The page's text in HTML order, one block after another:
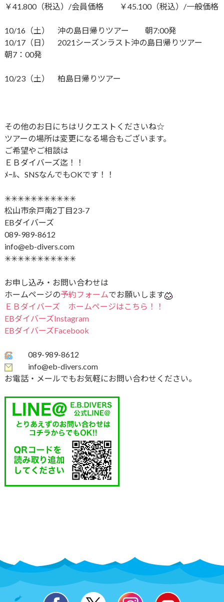
￥41.800（税込）/会員価格 ￥45.100（税込）/一般価格
10/16（土） 沖の島日帰りツアー 朝7:00発
10/17（日） 2021シーズンラスト沖の島日帰りツアー
朝7：00発
10/23（土） 柏島日帰りツアー
その他のお日にちはリクエストくださいね☆
ツアーの場所は変更になる場合もございます。
ご希望やご相談は
ＥＢダイバーズ迄！！
ﾒｰﾙ、SNSなんでもOKです！！
✳︎✳︎✳︎✳︎✳︎✳︎✳︎✳︎✳︎✳︎✳︎
松山市余戸南2丁目23-7
EBダイバーズ
089-989-8612
info@eb-divers.com
✳︎✳︎✳︎✳︎✳︎✳︎✳︎✳︎✳︎✳︎✳︎
お申し込み・お問い合わせは
ホームページの予約フォームでお願いします
ＥＢダイバーズ ホームページはこちら！！
EBダイバーズInstagram
EBダイバーズFacebook
089-989-8612
info@eb-divers.com
お電話・メールでもお気軽にお問い合わせください。